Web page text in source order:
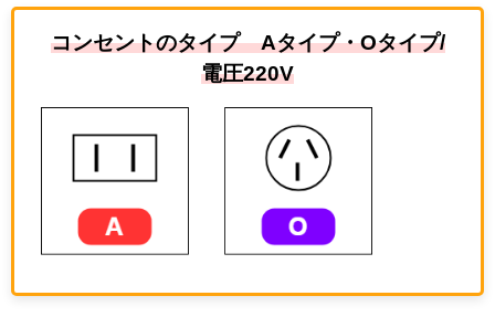
コンセントのタイプ Aタイプ・Oタイプ/
電圧220V